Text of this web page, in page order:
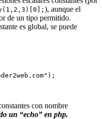
), aunque el
de un tipo permitido.
es global, se puede
con nombre
un “echo” en php.